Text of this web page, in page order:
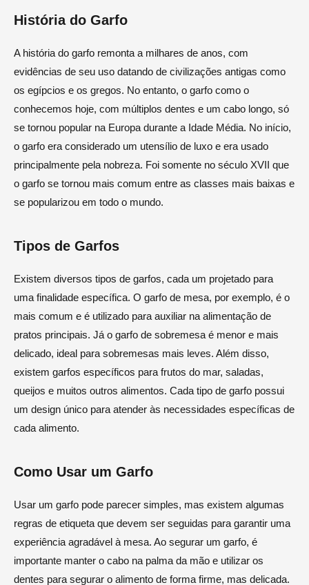
História do Garfo
A história do garfo remonta a milhares de anos, com
evidências de seu uso datando de civilizações antigas como
os egípcios e os gregos. No entanto, o garfo como o
conhecemos hoje, com múltiplos dentes e um cabo longo, só
se tornou popular na Europa durante a Idade Média. No início,
o garfo era considerado um utensílio de luxo e era usado
principalmente pela nobreza. Foi somente no século XVII que
o garfo se tornou mais comum entre as classes mais baixas e
se popularizou em todo o mundo.
Tipos de Garfos
Existem diversos tipos de garfos, cada um projetado para
uma finalidade específica. O garfo de mesa, por exemplo, é o
mais comum e é utilizado para auxiliar na alimentação de
pratos principais. Já o garfo de sobremesa é menor e mais
delicado, ideal para sobremesas mais leves. Além disso,
existem garfos específicos para frutos do mar, saladas,
queijos e muitos outros alimentos. Cada tipo de garfo possui
um design único para atender às necessidades específicas de
cada alimento.
Como Usar um Garfo
Usar um garfo pode parecer simples, mas existem algumas
regras de etiqueta que devem ser seguidas para garantir uma
experiência agradável à mesa. Ao segurar um garfo, é
importante manter o cabo na palma da mão e utilizar os
dentes para segurar o alimento de forma firme, mas delicada.